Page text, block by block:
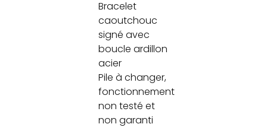
Bracelet
caoutchouc
signé avec
boucle ardillon
acier
Pile à changer,
fonctionnement
non testé et
non garanti